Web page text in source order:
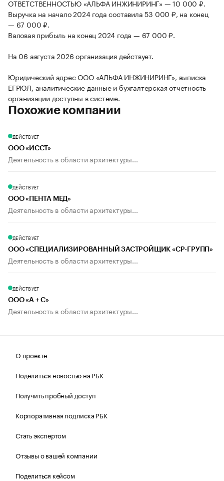
ОТВЕТСТВЕННОСТЬЮ «АЛЬФА ИНЖИНИРИНГ» — 10 000 ₽.
Выручка на начало 2024 года составила 53 000 ₽, на конец
— 67 000 ₽.
Валовая прибыль на конец 2024 года — 67 000 ₽.
На 06 августа 2026 организация действует.
Юридический адрес ООО «АЛЬФА ИНЖИНИРИНГ», выписка
ЕГРЮЛ, аналитические данные и бухгалтерская отчетность
организации доступны в системе.
Похожие компании
ДЕЙСТВУЕТ
ООО «ИССТ»
Деятельность в области архитектуры...
ДЕЙСТВУЕТ
ООО «ПЕНТА МЕД»
Деятельность в области архитектуры...
ДЕЙСТВУЕТ
ООО «СПЕЦИАЛИЗИРОВАННЫЙ ЗАСТРОЙЩИК «СР-ГРУПП»
Деятельность в области архитектуры...
ДЕЙСТВУЕТ
ООО «А + С»
Деятельность в области архитектуры...
О проекте
Поделиться новостью на РБК
Получить пробный доступ
Корпоративная подписка РБК
Стать экспертом
Отзывы о вашей компании
Поделиться кейсом